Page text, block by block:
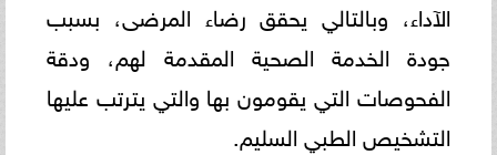
الآداء، وبالتالي يحقق رضاء المرضى، بسبب
جودة الخدمة الصحية المقدمة لهم، ودقة
الفحوصات التي يقومون بها والتي يترتب عليها
التشخيص الطبي السليم.